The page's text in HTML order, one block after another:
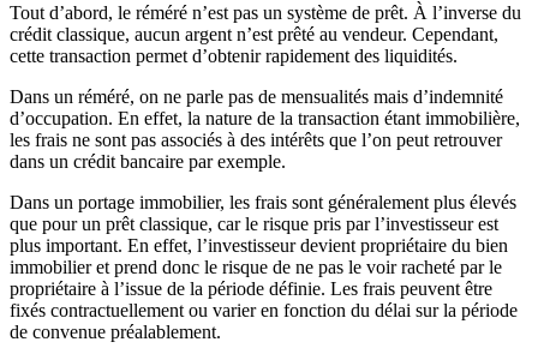
Tout d’abord, le réméré n’est pas un système de prêt. À l’inverse du
crédit classique, aucun argent n’est prêté au vendeur. Cependant,
cette transaction permet d’obtenir rapidement des liquidités.
Dans un réméré, on ne parle pas de mensualités mais d’indemnité
d’occupation. En effet, la nature de la transaction étant immobilière,
les frais ne sont pas associés à des intérêts que l’on peut retrouver
dans un crédit bancaire par exemple.
Dans un portage immobilier, les frais sont généralement plus élevés
que pour un prêt classique, car le risque pris par l’investisseur est
plus important. En effet, l’investisseur devient propriétaire du bien
immobilier et prend donc le risque de ne pas le voir racheté par le
propriétaire à l’issue de la période définie. Les frais peuvent être
fixés contractuellement ou varier en fonction du délai sur la période
de convenue préalablement.